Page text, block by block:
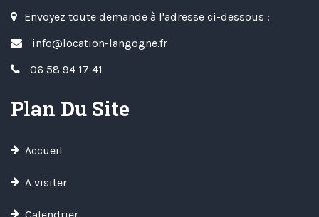
Envoyez toute demande à l'adresse ci-dessous :
info@location-langogne.fr
06 58 94 17 41
Plan Du Site
Accueil
A visiter